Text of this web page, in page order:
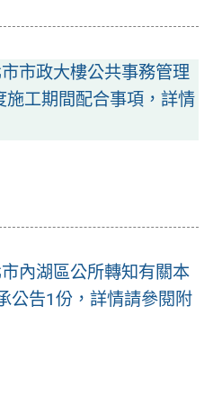
市政大樓公共事務管理
工期間配合事項，詳情
內湖區公所轉知有關本
公告1份，詳情請參閱附